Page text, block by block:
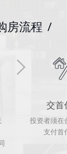
房流程 /
交首
投资者须在
支付首